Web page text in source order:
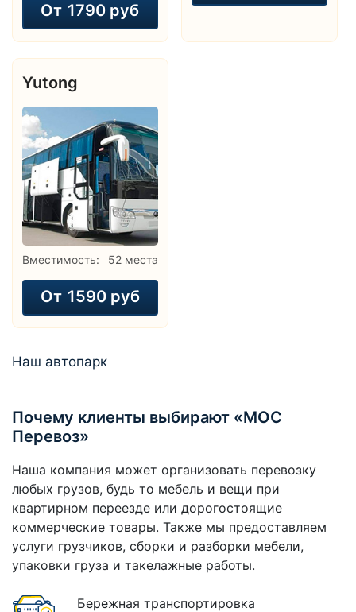
От 1790 руб
Yutong
Вместимость: 52 места
От 1590 руб
Наш автопарк
Почему клиенты выбирают «МОС
Перевоз»
Наша компания может организовать перевозку
любых грузов, будь то мебель и вещи при
квартирном переезде или дорогостоящие
коммерческие товары. Также мы предоставляем
услуги грузчиков, сборки и разборки мебели,
упаковки груза и такелажные работы.
Бережная транспортировка